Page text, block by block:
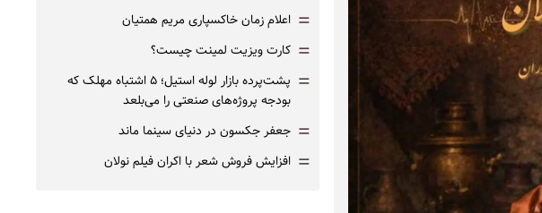
= اعلام زمان خاکسپاری مریم همتیان
= کارت ویزیت لمینت چیست؟
=
پشت‌پرده بازار لوله استیل؛ ۵ اشتباه مهلک که
بودجه پروژه‌های صنعتی را می‌بلعد
= جعفر جکسون در دنیای سینما ماند
= افزایش فروش شعر با اکران فیلم نولان